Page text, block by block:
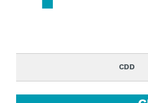
CDD